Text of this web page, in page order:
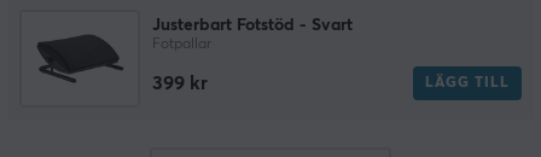
Justerbart Fotstöd - Svart
Fotpallar
399 kr LÄGG TILL